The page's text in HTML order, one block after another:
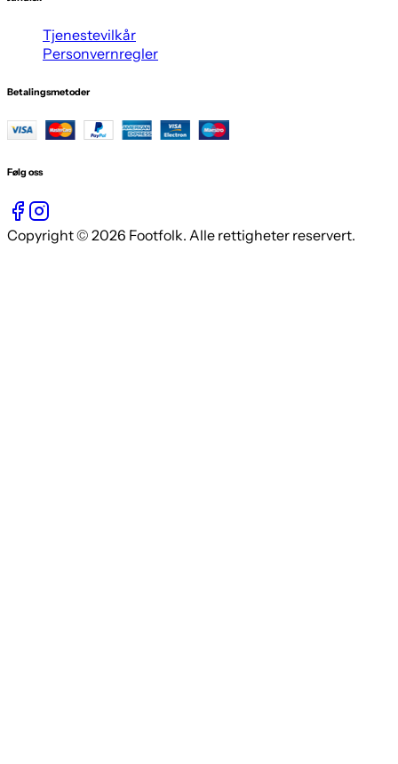
Tjenestevilkår
Personvernregler
Betalingsmetoder
Følg oss
Copyright © 2026 Footfolk. Alle rettigheter reservert.